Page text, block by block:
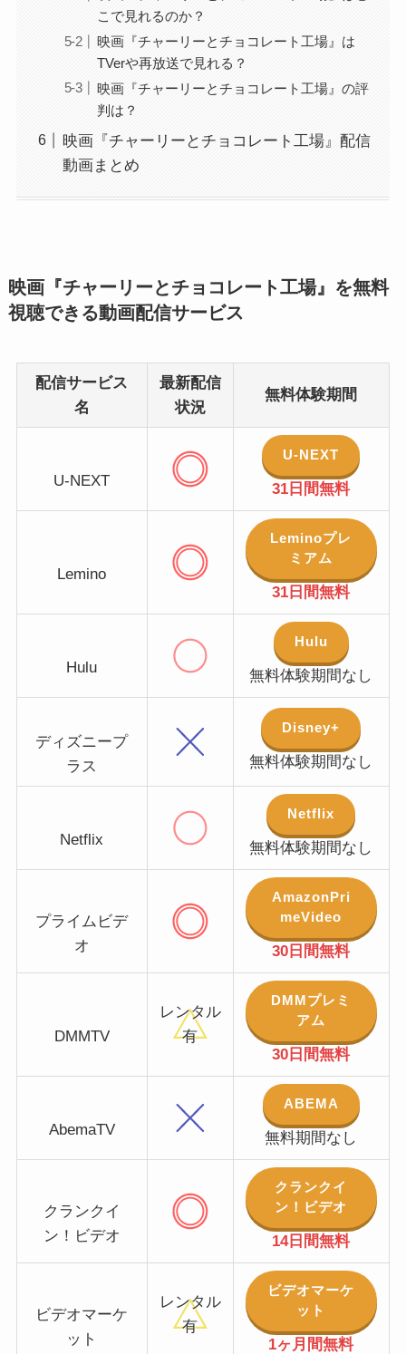
こで見れるのか？
映画『チャーリーとチョコレート工場』は
TVerや再放送で見れる？
映画『チャーリーとチョコレート工場』の評
判は？
映画『チャーリーとチョコレート工場』配信
動画まとめ
映画『チャーリーとチョコレート工場』を無料
視聴できる動画配信サービス
配信サービス
名
最新配信
状況
無料体験期間
U-NEXT
U-NEXT
31日間無料
Lemino
Leminoプレ
ミアム
31日間無料
Hulu
Hulu
無料体験期間なし
ディズニープ
ラス
Disney+
無料体験期間なし
Netflix
Netflix
無料体験期間なし
プライムビデ
オ
AmazonPri
meVideo
30日間無料
DMMTV
レンタル
有
DMMプレミ
アム
30日間無料
AbemaTV
ABEMA
無料期間なし
クランクイ
ン！ビデオ
クランクイ
ン！ビデオ
14日間無料
ビデオマーケ
ット
レンタル
有
ビデオマーケ
ット
1ヶ月間無料